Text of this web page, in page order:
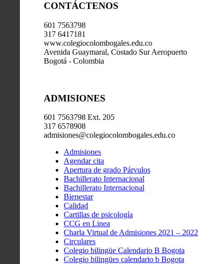
CONTÁCTENOS
601 7563798
317 6417181
www.colegiocolombogales.edu.co
Avenida Guaymaral, Costado Sur Aeropuerto
Bogotá - Colombia
ADMISIONES
601 7563798 Ext. 205
317 6578908
admisiones@colegiocolombogales.edu.co
Admisiones
Agendar cita
Apertura de grado Párvulos
Bachillerato Internacional
Bachillerato Internacional
Bienestar
Calidad
Cartillas de psicología
CCG en Linea
Charla Virtual de Admisiones 2021 – 2022
Circulares
Colegio bilingüe Calendario B Bogota
Colegio bilingües calendario b Bogota